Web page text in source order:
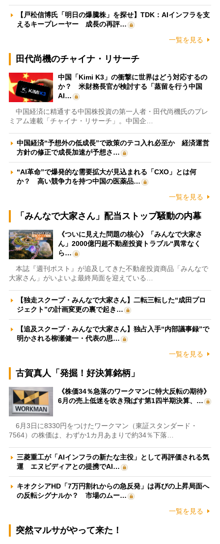
【戸松信博氏「明日の爆騰株」を探せ】TDK：AIインフラを支
えるキープレーヤー 成長の再評…
一覧を見る
田代尚機のチャイナ・リサーチ
中国「Kimi K3」の衝撃に世界はどう対応するの
か？ 米財務長官が検討する「蒸留を行う中国
AI…
中国経済に精通する中国株投資の第一人者・田代尚機氏のプレ
ミアム連載「チャイナ・リサーチ」。中国企…
中国経済“予想外の低成長”で政策のテコ入れ必至か 経済運営
方針の修正で成長加速が予想さ…
“AI革命”で爆発的な需要拡大が見込まれる「CXO」とは何
か？ 高い競争力を持つ中国の医薬品…
一覧を見る
「みんなで大家さん」配当ストップ騒動の内幕
《ついに見えた問題の核心》「みんなで大家さ
ん」2000億円超不動産投資トラブル“異常なく
ら…
本誌『週刊ポスト』が追及してきた不動産投資商品「みんなで
大家さん」がいよいよ最終局面を迎えている…
【独走スクープ・みんなで大家さん】二転三転した“成田プロ
ジェクト”の計画変更の裏で起き…
【追及スクープ・みんなで大家さん】独占入手“内部議事録”で
明かされる柳瀬健一・代表の思…
一覧を見る
古賀真人「発掘！好決算銘柄」
《株価34％急落のワークマンに特大反転の期待》
6月の売上低迷を吹き飛ばす第1四半期決算、…
6月3日に8330円をつけたワークマン（東証スタンダード・
7564）の株価は、わずか1カ月あまりで約34％下落…
三菱重工が「AIインフラの新たな主役」として再評価される気
運 エヌビディアとの提携でAI…
キオクシアHD「7万円割れからの急反発」は再びの上昇局面へ
の反転シグナルか？ 市場のムー…
一覧を見る
突然マルサがやって来た！